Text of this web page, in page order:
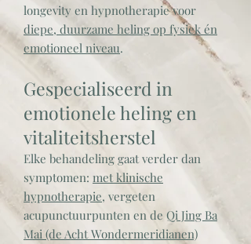
longevity en hypnotherapie voor
diepe, duurzame heling op fysiek én
emotioneel niveau.
Gespecialiseerd in
emotionele heling en
vitaliteitsherstel
Elke behandeling gaat verder dan
symptomen: met klinische
hypnotherapie, vergeten
acupunctuurpunten en de Qi Jing Ba
Mai (de Acht Wondermeridianen)